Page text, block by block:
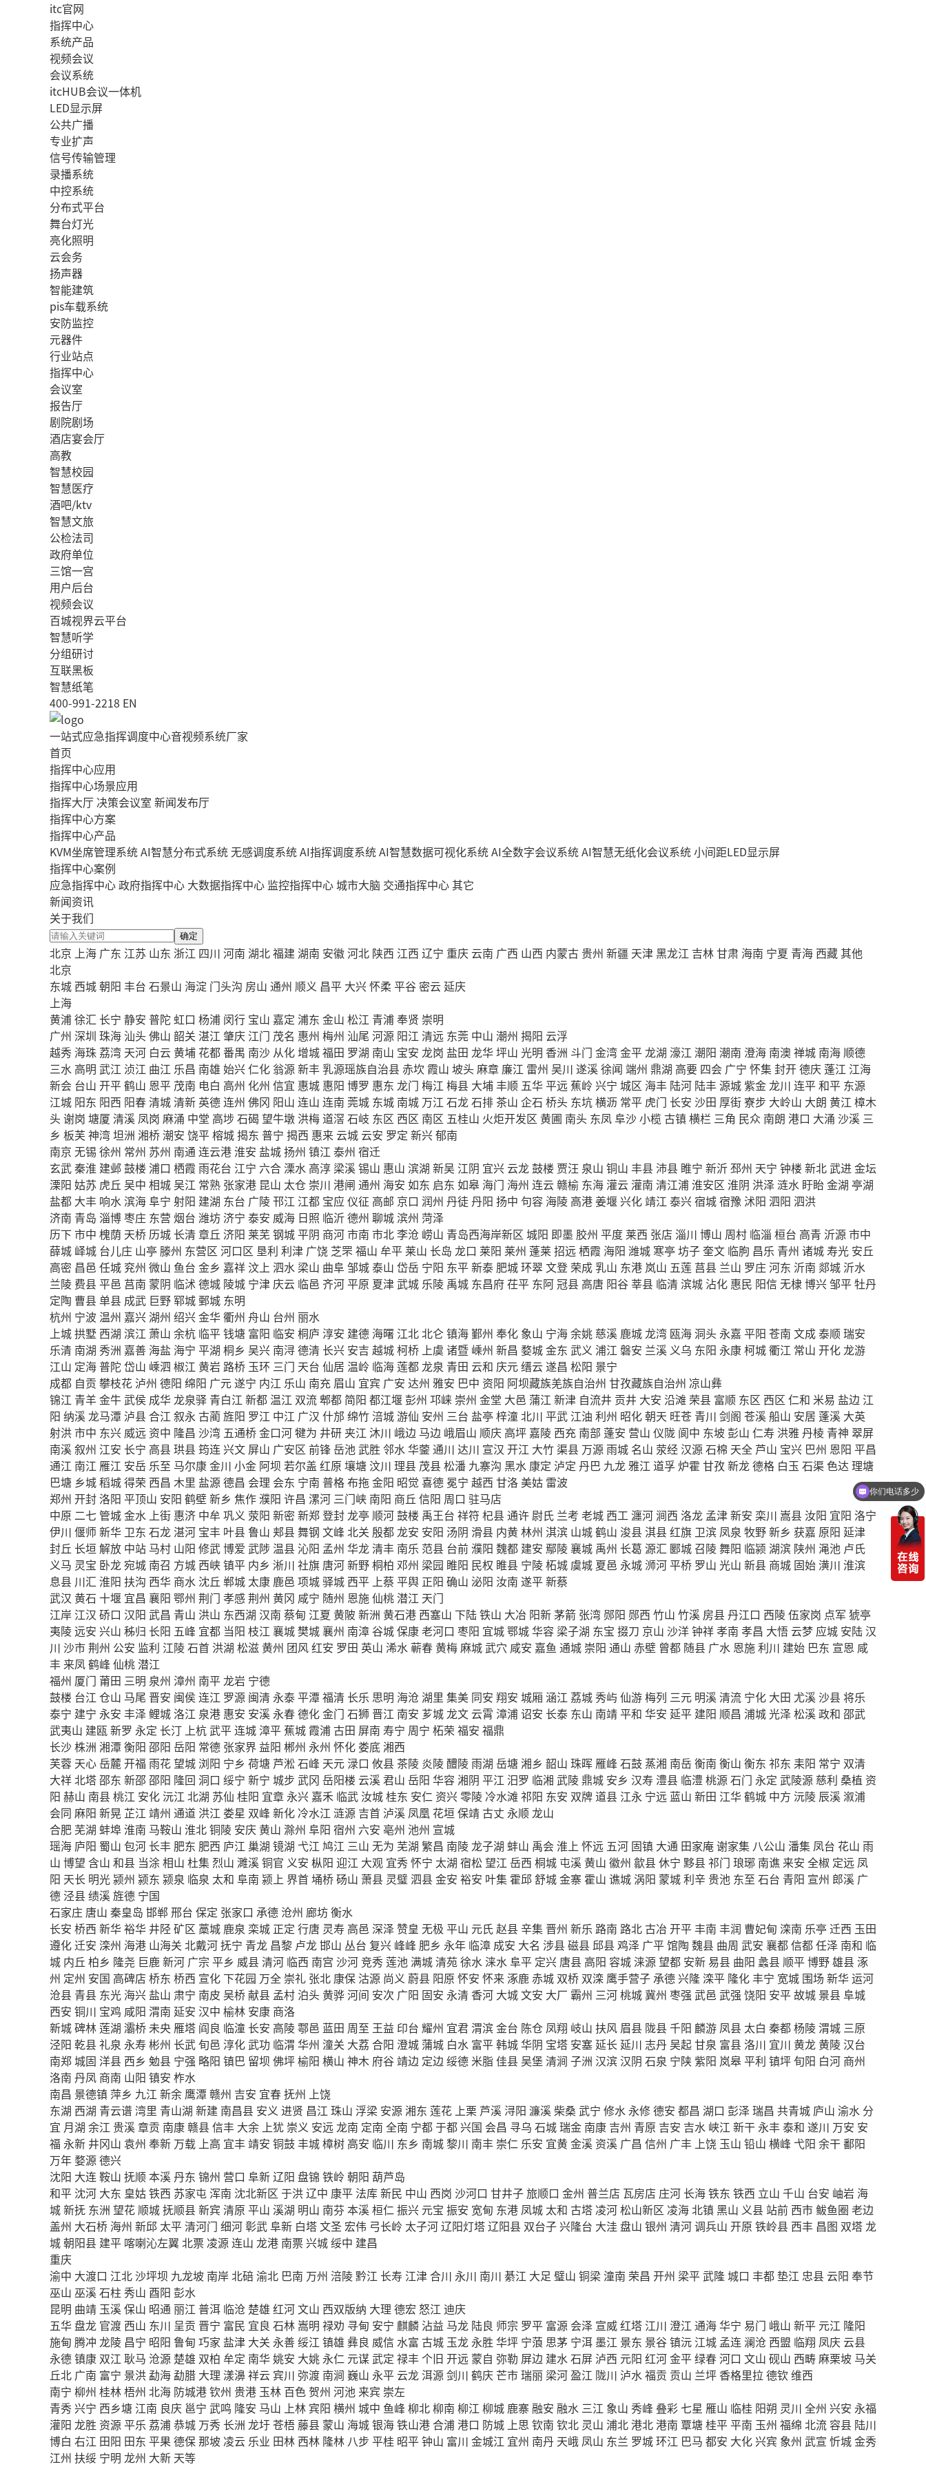
itc官网
指挥中心
系统产品
视频会议
会议系统
itcHUB会议一体机
LED显示屏
公共广播
专业扩声
信号传输管理
录播系统
中控系统
分布式平台
舞台灯光
亮化照明
云会务
扬声器
智能建筑
pis车载系统
安防监控
元器件
行业站点
指挥中心
会议室
报告厅
剧院剧场
酒店宴会厅
高教
智慧校园
智慧医疗
酒吧/ktv
智慧文旅
公检法司
政府单位
三馆一宫
用户后台
视频会议
百城视界云平台
智慧听学
分组研讨
互联黑板
智慧纸笔
400-991-2218 EN
一站式应急指挥调度中心音视频系统厂家
首页
指挥中心应用
指挥中心场景应用
指挥大厅 决策会议室 新闻发布厅
指挥中心方案
指挥中心产品
KVM坐席管理系统AI智慧分布式系统无感调度系统AI指挥调度系统AI智慧数据可视化系统AI全数字会议系统AI智慧无纸化会议系统小间距LED显示屏
指挥中心案例
应急指挥中心政府指挥中心 大数据指挥中心 监控指挥中心城市大脑 交通指挥中心其它
新闻资讯
关于我们
确定
北京 上海 广东 江苏 山东 浙江 四川 河南 湖北福建湖南 安徽河北 陕西 江西 辽宁 重庆 云南 广西 山西 内蒙古 贵州 新疆 天津黑龙江 吉林甘肃 海南 宁夏 青海 西藏其他
北京
东城 西城朝阳 丰台 石景山 海淀 门头沟 房山 通州 顺义 昌平 大兴怀柔平谷 密云延庆
上海
黄浦徐汇 长宁 静安 普陀 虹口 杨浦 闵行 宝山 嘉定 浦东 金山 松江 青浦奉贤 崇明
广州 深圳 珠海 汕头佛山 韶关 湛江 肇庆 江门 茂名 惠州 梅州 汕尾 河源 阳江 清远 东莞 中山 潮州 揭阳 云浮
越秀 海珠 荔湾 天河 白云黄埔 花都番禺 南沙 从化增城福田 罗湖 南山 宝安 龙岗 盐田 龙华坪山 光明 香洲 斗门 金湾金平龙湖 濠江 潮阳 潮南 澄海 南澳禅城 南海 顺德
三水 高明 武江 浈江 曲江 乐昌 南雄 始兴仁化 翁源新丰乳源瑶族自治县赤坎 霞山 坡头麻章 廉江 雷州 吴川 遂溪徐闻 端州 鼎湖 高要 四会 广宁 怀集封开德庆 蓬江 江海
新会 台山 开平鹤山 恩平 茂南 电白 高州 化州 信宜 惠城 惠阳 博罗 惠东 龙门 梅江 梅县 大埔丰顺 五华平远 蕉岭 兴宁 城区 海丰 陆河 陆丰源城紫金龙川 连平和平 东源
江城 阳东 阳西 阳春清城清新 英德连州 佛冈 阳山 连山 连南 莞城 东城 南城 万江 石龙石排茶山 企石 桥头 东坑横沥 常平 虎门 长安 沙田 厚街寮步 大岭山 大朗 黄江 樟木
头谢岗 塘厦 清溪 凤岗 麻涌 中堂 高埗石碣 望牛墩 洪梅道滘 石岐 东区 西区 南区 五桂山 火炬开发区 黄圃 南头 东凤阜沙小榄 古镇横栏 三角 民众 南朗 港口 大涌 沙溪 三
乡 板芙 神湾坦洲 湘桥潮安 饶平榕城揭东 普宁 揭西 惠来 云城 云安 罗定 新兴郁南
南京 无锡 徐州 常州 苏州 南通连云港淮安 盐城扬州 镇江 泰州 宿迁
玄武秦淮 建邺鼓楼 浦口 栖霞 雨花台 江宁 六合 溧水 高淳 梁溪锡山 惠山 滨湖 新吴 江阴 宜兴 云龙鼓楼 贾汪 泉山 铜山 丰县 沛县 睢宁 新沂邳州 天宁 钟楼 新北武进金坛
溧阳 姑苏 虎丘 吴中 相城吴江 常熟 张家港 昆山 太仓 崇川 港闸 通州 海安 如东 启东 如皋 海门 海州 连云赣榆 东海灌云灌南 清江浦淮安区 淮阴 洪泽 涟水 盱眙金湖 亭湖
盐都 大丰 响水滨海阜宁 射阳 建湖 东台 广陵邗江 江都 宝应 仪征 高邮 京口 润州 丹徒丹阳 扬中 句容 海陵 高港姜堰兴化靖江 泰兴宿城宿豫 沭阳 泗阳 泗洪
济南 青岛 淄博枣庄 东营 烟台 潍坊济宁 泰安 威海 日照 临沂德州 聊城滨州 菏泽
历下市中 槐荫 天桥 历城 长清章丘 济阳 莱芜钢城平阴 商河市南 市北李沧 崂山 青岛西海岸新区 城阳 即墨 胶州 平度 莱西 张店 淄川 博山 周村 临淄 桓台 高青 沂源市中
薛城 峄城 台儿庄 山亭 滕州 东营区 河口区 垦利 利津 广饶 芝罘福山 牟平 莱山 长岛 龙口 莱阳 莱州 蓬莱招远 栖霞 海阳 潍城 寒亭 坊子奎文 临朐 昌乐 青州 诸城寿光 安丘
高密 昌邑 任城 兖州 微山 鱼台 金乡 嘉祥 汶上 泗水 梁山 曲阜邹城泰山 岱岳 宁阳 东平新泰 肥城环翠文登 荣成乳山 东港 岚山 五莲 莒县 兰山 罗庄河东 沂南 郯城 沂水
兰陵 费县平邑 莒南 蒙阴 临沭德城 陵城 宁津 庆云 临邑 齐河平原 夏津武城 乐陵 禹城 东昌府茌平 东阿冠县 高唐 阳谷莘县 临清滨城 沾化 惠民 阳信无棣博兴邹平牡丹
定陶 曹县单县 成武 巨野 郓城 鄄城 东明
杭州 宁波 温州 嘉兴湖州 绍兴金华衢州 舟山 台州 丽水
上城拱墅 西湖 滨江 萧山 余杭 临平钱塘 富阳 临安 桐庐 淳安 建德 海曙 江北北仑镇海鄞州 奉化 象山 宁海余姚 慈溪 鹿城龙湾 瓯海洞头 永嘉 平阳 苍南 文成泰顺瑞安
乐清 南湖 秀洲 嘉善 海盐 海宁 平湖 桐乡 吴兴 南浔德清 长兴 安吉 越城柯桥 上虞 诸暨 嵊州 新昌 婺城金东 武义 浦江 磐安 兰溪 义乌 东阳 永康柯城衢江 常山 开化龙游
江山 定海普陀 岱山 嵊泗 椒江 黄岩 路桥 玉环 三门 天台 仙居 温岭 临海莲都龙泉 青田 云和 庆元缙云遂昌 松阳 景宁
成都 自贡 攀枝花 泸州 德阳 绵阳 广元遂宁 内江 乐山 南充 眉山 宜宾 广安 达州 雅安 巴中 资阳 阿坝藏族羌族自治州 甘孜藏族自治州 凉山彝
锦江 青羊金牛武侯 成华龙泉驿 青白江 新都 温江 双流郫都 简阳 都江堰彭州 邛崃 崇州 金堂 大邑 蒲江 新津 自流井 贡井 大安 沿滩 荣县 富顺 东区 西区 仁和 米易 盐边 江
阳 纳溪龙马潭 泸县合江 叙永古蔺旌阳 罗江 中江 广汉 什邡 绵竹 涪城游仙 安州 三台 盐亭 梓潼北川 平武 江油 利州 昭化朝天 旺苍 青川 剑阁 苍溪船山 安居 蓬溪 大英
射洪市中 东兴 威远 资中 隆昌 沙湾 五通桥金口河犍为 井研 夹江 沐川 峨边 马边 峨眉山 顺庆 高坪 嘉陵 西充 南部 蓬安 营山 仪陇 阆中 东坡彭山 仁寿 洪雅丹棱 青神 翠屏
南溪叙州 江安 长宁 高县珙县筠连兴文 屏山 广安区 前锋岳池武胜 邻水华蓥 通川 达川 宣汉 开江 大竹 渠县 万源雨城 名山 荥经汉源石棉 天全 芦山 宝兴 巴州 恩阳 平昌
通江 南江 雁江 安岳 乐至 马尔康金川 小金 阿坝 若尔盖 红原 壤塘 汶川 理县 茂县松潘 九寨沟 黑水 康定 泸定 丹巴 九龙雅江 道孚炉霍 甘孜新龙德格 白玉 石渠色达 理塘
巴塘 乡城稻城得荣 西昌 木里 盐源德昌 会理 会东 宁南 普格布拖金阳 昭觉 喜德 冕宁 越西 甘洛 美姑 雷波
郑州 开封洛阳 平顶山 安阳 鹤壁新乡 焦作濮阳 许昌 漯河 三门峡 南阳 商丘 信阳 周口 驻马店
中原 二七 管城金水 上街 惠济 中牟巩义 荥阳 新密 新郑登封龙亭 顺河鼓楼 禹王台 祥符 杞县通许 尉氏 兰考 老城 西工瀍河涧西 洛龙 孟津新安 栾川 嵩县 汝阳 宜阳 洛宁
伊川 偃师新华 卫东 石龙湛河 宝丰 叶县鲁山 郏县舞钢 文峰 北关 殷都龙安 安阳 汤阴 滑县 内黄林州 淇滨 山城鹤山 浚县淇县红旗 卫滨 凤泉 牧野新乡 获嘉 原阳 延津
封丘 长垣解放 中站 马村 山阳 修武博爱 武陟 温县沁阳 孟州 华龙清丰 南乐 范县 台前濮阳 魏都 建安 鄢陵襄城 禹州 长葛 源汇 郾城召陵舞阳 临颍 湖滨 陕州 渑池 卢氏
义马 灵宝 卧龙宛城 南召 方城 西峡镇平 内乡 淅川 社旗 唐河新野桐柏 邓州 梁园 睢阳 民权 睢县 宁陵柘城 虞城 夏邑 永城浉河平桥 罗山 光山 新县 商城 固始潢川 淮滨
息县 川汇 淮阳 扶沟 西华 商水 沈丘 郸城 太康 鹿邑 项城驿城 西平 上蔡 平舆 正阳 确山 泌阳 汝南 遂平新蔡
武汉 黄石 十堰 宜昌 襄阳 鄂州 荆门 孝感荆州 黄冈 咸宁 随州 恩施仙桃潜江 天门
江岸 江汉 硚口 汉阳 武昌 青山 洪山 东西湖 汉南 蔡甸 江夏 黄陂 新洲 黄石港 西塞山 下陆铁山 大冶 阳新茅箭 张湾 郧阳 郧西 竹山 竹溪 房县丹江口 西陵伍家岗 点军 猇亭
夷陵远安 兴山 秭归 长阳 五峰 宜都 当阳 枝江 襄城樊城襄州 南漳谷城保康老河口 枣阳 宜城鄂城华容 梁子湖 东宝 掇刀 京山 沙洋钟祥孝南 孝昌 大悟 云梦 应城 安陆汉
川 沙市荆州 公安 监利 江陵石首 洪湖 松滋黄州 团风红安 罗田 英山 浠水蕲春黄梅麻城武穴 咸安 嘉鱼 通城 崇阳 通山 赤壁 曾都 随县 广水 恩施利川 建始 巴东 宣恩 咸
丰 来凤鹤峰 仙桃潜江
福州 厦门 莆田 三明 泉州 漳州 南平龙岩 宁德
鼓楼 台江 仓山 马尾 晋安 闽侯连江 罗源 闽清 永泰平潭福清 长乐 思明 海沧 湖里 集美 同安 翔安 城厢 涵江 荔城秀屿仙游梅列 三元 明溪清流 宁化 大田 尤溪沙县将乐
泰宁 建宁 永安 丰泽鲤城洛江 泉港 惠安 安溪 永春德化金门 石狮 晋江 南安 芗城龙文 云霄 漳浦诏安 长泰 东山 南靖平和 华安 延平 建阳 顺昌 浦城光泽松溪政和 邵武
武夷山 建瓯新罗 永定 长汀 上杭武平连城 漳平 蕉城 霞浦古田 屏南 寿宁 周宁 柘荣 福安 福鼎
长沙株洲 湘潭衡阳 邵阳 岳阳 常德 张家界 益阳 郴州 永州 怀化 娄底湘西
芙蓉 天心岳麓开福 雨花望城 浏阳 宁乡 荷塘 芦淞石峰 天元 渌口 攸县茶陵 炎陵醴陵雨湖 岳塘湘乡 韶山 珠晖 雁峰 石鼓 蒸湘 南岳衡南 衡山 衡东 祁东 耒阳 常宁 双清
大祥北塔邵东 新邵邵阳 隆回 洞口 绥宁 新宁 城步 武冈 岳阳楼 云溪君山 岳阳 华容湘阴 平江 汨罗 临湘 武陵鼎城 安乡 汉寿 澧县 临澧桃源石门 永定 武陵源 慈利 桑植 资
阳 赫山 南县桃江 安化沅江 北湖 苏仙 桂阳 宜章 永兴 嘉禾 临武 汝城桂东 安仁 资兴零陵 冷水滩 祁阳 东安 双牌道县 江永 宁远 蓝山 新田 江华鹤城 中方 沅陵 辰溪 溆浦
会同 麻阳 新晃 芷江 靖州 通道 洪江 娄星 双峰 新化 冷水江 涟源 吉首 泸溪 凤凰 花垣保靖古丈 永顺龙山
合肥 芜湖 蚌埠淮南 马鞍山 淮北铜陵 安庆黄山 滁州 阜阳 宿州 六安 亳州 池州 宣城
瑶海 庐阳 蜀山 包河 长丰 肥东 肥西 庐江 巢湖 镜湖 弋江 鸠江 三山 无为 芜湖 繁昌 南陵龙子湖 蚌山 禹会淮上 怀远 五河 固镇 大通 田家庵谢家集 八公山 潘集 凤台 花山 雨
山 博望 含山 和县 当涂相山 杜集 烈山 濉溪铜官 义安 枞阳 迎江 大观 宜秀怀宁 太湖 宿松 望江 岳西 桐城 屯溪黄山 徽州 歙县休宁 黟县祁门 琅琊 南谯 来安 全椒 定远 凤
阳 天长 明光颍州 颍东 颍泉 临泉 太和 阜南 颍上 界首埇桥砀山 萧县 灵璧泗县金安 裕安 叶集 霍邱舒城金寨 霍山 谯城 涡阳 蒙城利辛 贵池 东至 石台 青阳 宣州 郎溪 广
德 泾县绩溪旌德 宁国
石家庄 唐山 秦皇岛 邯郸 邢台 保定 张家口 承德 沧州 廊坊衡水
长安 桥西 新华裕华 井陉矿区 藁城 鹿泉 栾城 正定 行唐 灵寿 高邑 深泽 赞皇 无极 平山 元氏赵县辛集 晋州 新乐 路南 路北古冶 开平丰南 丰润 曹妃甸 滦南 乐亭 迁西 玉田
遵化迁安 滦州 海港 山海关 北戴河抚宁 青龙 昌黎 卢龙邯山 丛台 复兴 峰峰 肥乡 永年 临漳 成安 大名 涉县磁县邱县鸡泽 广平馆陶 魏县 曲周 武安 襄都信都任泽 南和 临
城 内丘 柏乡 隆尧 巨鹿新河 广宗 平乡 威县清河 临西 南宫 沙河竞秀莲池 满城清苑徐水 涞水阜平 定兴 唐县 高阳 容城 涞源望都 安新易县 曲阳 蠡县 顺平博野雄县涿
州 定州 安国 高碑店 桥东 桥西 宣化下花园 万全 崇礼 张北 康保 沽源 尚义 蔚县 阳原 怀安 怀来涿鹿赤城 双桥 双滦 鹰手营子承德兴隆 滦平 隆化丰宁 宽城 围场 新华运河
沧县 青县 东光 海兴 盐山 肃宁 南皮 吴桥献县 孟村 泊头黄骅河间 安次 广阳 固安 永清 香河 大城文安 大厂 霸州 三河桃城冀州 枣强 武邑 武强 饶阳 安平故城 景县阜城
西安 铜川 宝鸡 咸阳 渭南 延安 汉中 榆林 安康 商洛
新城碑林莲湖 灞桥未央 雁塔 阎良 临潼 长安 高陵鄠邑 蓝田 周至 王益 印台 耀州 宜君渭滨金台 陈仓 凤翔 岐山 扶风 眉县 陇县千阳 麟游 凤县 太白 秦都杨陵渭城 三原
泾阳 乾县礼泉 永寿彬州 长武旬邑 淳化武功 临渭 华州 潼关 大荔 合阳 澄城蒲城 白水 富平韩城华阴 宝塔 安塞延长 延川 志丹吴起甘泉 富县洛川 宜川 黄龙黄陵汉台
南郑城固 洋县 西乡 勉县 宁强 略阳 镇巴 留坝 佛坪榆阳 横山 神木 府谷靖边 定边绥德 米脂佳县吴堡 清涧 子洲 汉滨汉阴 石泉 宁陕紫阳 岚皋平利 镇坪旬阳 白河 商州
洛南 丹凤 商南 山阳 镇安 柞水
南昌 景德镇萍乡 九江 新余 鹰潭赣州 吉安 宜春抚州 上饶
东湖 西湖 青云谱湾里 青山湖 新建 南昌县 安义 进贤 昌江 珠山 浮梁 安源湘东 莲花 上栗 芦溪 浔阳 濂溪柴桑武宁 修水 永修德安 都昌 湖口 彭泽瑞昌 共青城 庐山 渝水 分
宜 月湖 余江 贵溪章贡 南康赣县信丰 大余 上犹 崇义 安远 龙南 定南 全南 宁都于都兴国 会昌 寻乌 石城瑞金 南康 吉州 青原 吉安 吉水 峡江 新干 永丰泰和 遂川 万安 安
福 永新 井冈山 袁州 奉新 万载 上高 宜丰靖安 铜鼓丰城樟树 高安 临川 东乡 南城黎川 南丰 崇仁 乐安 宜黄金溪 资溪 广昌 信州 广丰 上饶 玉山 铅山 横峰 弋阳 余干鄱阳
万年婺源德兴
沈阳 大连鞍山 抚顺本溪丹东 锦州 营口 阜新辽阳 盘锦 铁岭 朝阳 葫芦岛
和平 沈河 大东 皇姑铁西 苏家屯 浑南 沈北新区 于洪辽中 康平 法库新民 中山 西岗 沙河口 甘井子旅顺口 金州 普兰店 瓦房店 庄河 长海铁东 铁西 立山 千山 台安 岫岩 海
城新抚 东洲 望花 顺城抚顺县新宾 清原 平山 溪湖 明山 南芬 本溪桓仁振兴 元宝 振安 宽甸 东港 凤城 太和 古塔 凌河松山新区 凌海北镇黑山 义县 站前 西市 鲅鱼圈 老边
盖州 大石桥 海州 新邱 太平清河门 细河彰武阜新 白塔文圣宏伟 弓长岭 太子河辽阳灯塔辽阳县 双台子兴隆台 大洼 盘山 银州 清河调兵山 开原 铁岭县 西丰 昌图 双塔龙
城朝阳县 建平 喀喇沁左翼北票 凌源连山 龙港 南票兴城绥中 建昌
重庆
渝中 大渡口 江北沙坪坝 九龙坡 南岸北碚渝北 巴南 万州 涪陵黔江 长寿 江津合川 永川 南川 綦江 大足 璧山 铜梁潼南 荣昌 开州 梁平武隆城口 丰都 垫江 忠县 云阳 奉节
巫山 巫溪石柱 秀山 酉阳 彭水
昆明 曲靖 玉溪保山 昭通丽江 普洱 临沧 楚雄 红河文山 西双版纳 大理 德宏 怒江 迪庆
五华盘龙 官渡 西山 东川 呈贡 晋宁 富民 宜良 石林嵩明 禄劝 寻甸 安宁 麒麟 沾益 马龙 陆良 师宗 罗平 富源 会泽 宣威红塔 江川 澄江 通海华宁 易门 峨山 新平 元江 隆阳
施甸 腾冲 龙陵 昌宁 昭阳 鲁甸 巧家 盐津 大关 永善绥江 镇雄 彝良 威信水富 古城 玉龙 永胜 华坪 宁蒗 思茅 宁洱 墨江 景东 景谷镇沅 江城 孟连 澜沧 西盟 临翔 凤庆 云县
永德镇康 双江 耿马 沧源 楚雄 双柏 牟定 南华姚安 大姚 永仁 元谋武定 禄丰个旧 开远 蒙自 弥勒 屏边 建水石屏 泸西 元阳 红河金平绿春河口 文山 砚山 西畴麻栗坡 马关
丘北 广南 富宁 景洪 勐海 勐腊 大理 漾濞祥云 宾川 弥渡 南涧 巍山 永平 云龙 洱源剑川 鹤庆 芒市瑞丽 梁河盈江 陇川 泸水福贡 贡山 兰坪 香格里拉 德钦维西
南宁 柳州 桂林梧州 北海 防城港钦州 贵港 玉林 百色贺州 河池 来宾 崇左
青秀兴宁 西乡塘 江南 良庆 邕宁 武鸣 隆安 马山 上林 宾阳 横州 城中 鱼峰 柳北柳南 柳江 柳城 鹿寨融安 融水 三江 象山 秀峰 叠彩七星 雁山 临桂 阳朔 灵川 全州 兴安 永福
灌阳 龙胜 资源平乐 荔浦恭城 万秀 长洲 龙圩苍梧 藤县蒙山 海城银海铁山港合浦港口 防城 上思 钦南 钦北 灵山 浦北港北港南 覃塘桂平平南 玉州 福绵 北流 容县 陆川
博白 右江 田阳 田东 平果 德保那坡 凌云 乐业 田林 西林 隆林 八步 平桂 昭平钟山 富川 金城江 宜州 南丹 天峨 凤山 东兰 罗城环江 巴马 都安 大化兴宾 象州 武宣 忻城金秀
江州 扶绥 宁明 龙州 大新 天等
你们电话多少